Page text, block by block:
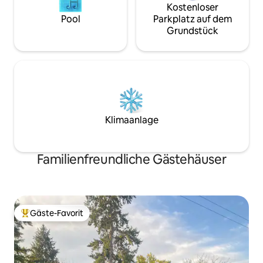
Pool
Kostenloser
Parkplatz auf dem
Grundstück
Klimaanlage
Familienfreundliche Gästehäuser
Beliebter Gäste-Favorit.
Gäste-Favorit